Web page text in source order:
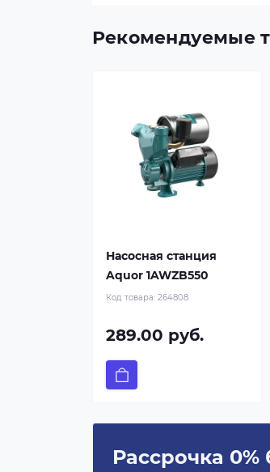
Рекомендуемые
Насосная станция
Aquor 1AWZB550
Код товара: 264808
289.00 руб.
Рассрочка 0%